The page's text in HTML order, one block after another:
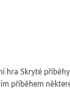
hra Skryté
příběhem